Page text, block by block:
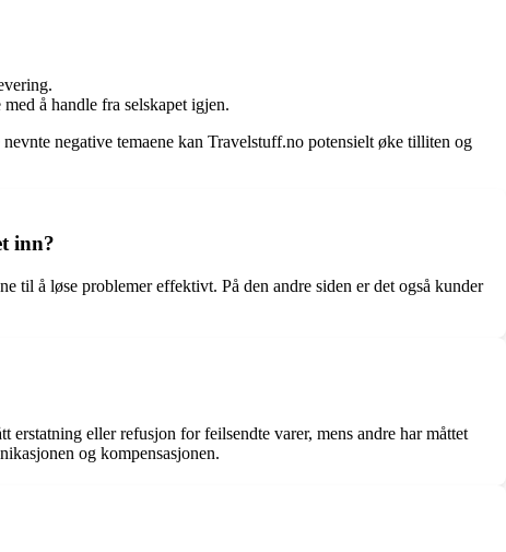
å handle fra selskapet igjen.
negative temaene kan Travelstuff.no potensielt øke tilliten og
inn?
til å løse problemer effektivt. På den andre siden er det også kunder
eller refusjon for feilsendte varer, mens andre har måttet
og kompensasjonen.